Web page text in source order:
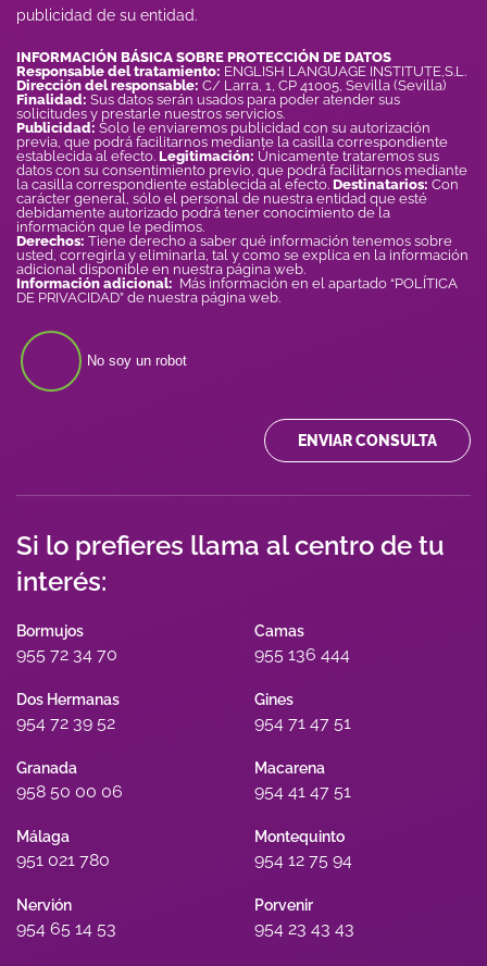
publicidad de su entidad.
INFORMACIÓN BÁSICA SOBRE PROTECCIÓN DE DATOS
Responsable del tratamiento: ENGLISH LANGUAGE INSTITUTE,S.L.
Dirección del responsable: C/ Larra, 1, CP 41005, Sevilla (Sevilla)
Finalidad: Sus datos serán usados para poder atender sus
solicitudes y prestarle nuestros servicios.
Publicidad: Solo le enviaremos publicidad con su autorización
previa, que podrá facilitarnos mediante la casilla correspondiente
establecida al efecto. Legitimación: Únicamente trataremos sus
datos con su consentimiento previo, que podrá facilitarnos mediante
la casilla correspondiente establecida al efecto. Destinatarios: Con
carácter general, sólo el personal de nuestra entidad que esté
debidamente autorizado podrá tener conocimiento de la
información que le pedimos.
Derechos: Tiene derecho a saber qué información tenemos sobre
usted, corregirla y eliminarla, tal y como se explica en la información
adicional disponible en nuestra página web.
Información adicional: Más información en el apartado “POLÍTICA
DE PRIVACIDAD” de nuestra página web.
No soy un robot
ENVIAR CONSULTA
Si lo prefieres llama al centro de tu
interés:
Bormujos
955 72 34 70
Camas
955 136 444
Dos Hermanas
954 72 39 52
Gines
954 71 47 51
Granada
958 50 00 06
Macarena
954 41 47 51
Málaga
951 021 780
Montequinto
954 12 75 94
Nervión
954 65 14 53
Porvenir
954 23 43 43